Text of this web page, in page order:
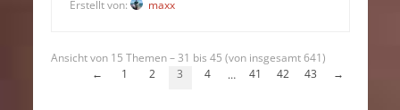
Erstellt von: maxx
Ansicht von 15 Themen – 31 bis 45 (von insgesamt 641)
←
1 2 3 4 … 41 42 43 →